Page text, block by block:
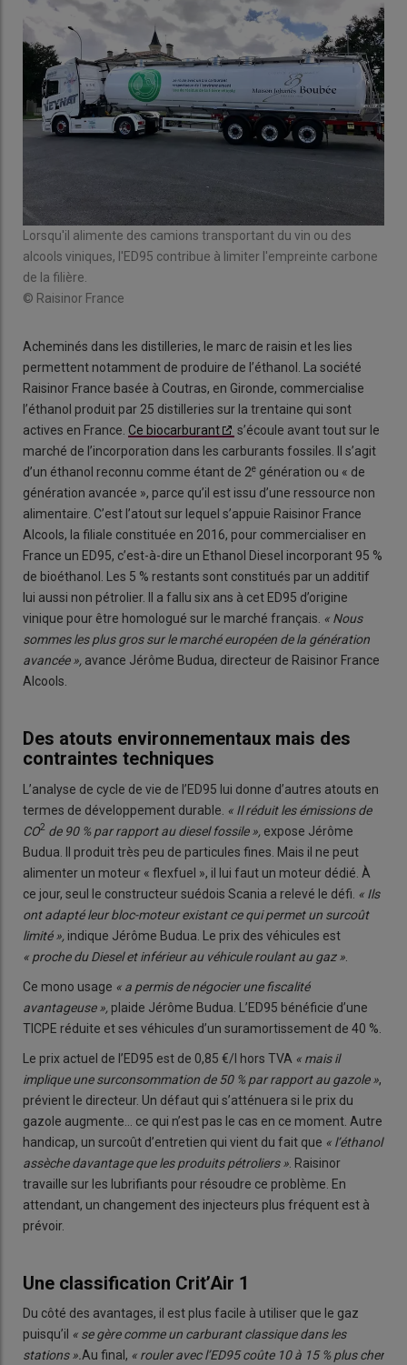
Lorsqu'il alimente des camions transportant du vin ou des
alcools viniques, l'ED95 contribue à limiter l'empreinte carbone
de la filière.
© Raisinor France
Acheminés dans les distilleries, le marc de raisin et les lies
permettent notamment de produire de l’éthanol. La société
Raisinor France basée à Coutras, en Gironde, commercialise
l’éthanol produit par 25 distilleries sur la trentaine qui sont
actives en France. Ce biocarburant
s’écoule avant tout sur le
marché de l’incorporation dans les carburants fossiles. Il s’agit
d’un éthanol reconnu comme étant de 2e génération ou « de
génération avancée », parce qu’il est issu d’une ressource non
alimentaire. C’est l’atout sur lequel s’appuie Raisinor France
Alcools, la filiale constituée en 2016, pour commercialiser en
France un ED95, c’est-à-dire un Ethanol Diesel incorporant 95 %
de bioéthanol. Les 5 % restants sont constitués par un additif
lui aussi non pétrolier. Il a fallu six ans à cet ED95 d’origine
vinique pour être homologué sur le marché français. « Nous
sommes les plus gros sur le marché européen de la génération
avancée », avance Jérôme Budua, directeur de Raisinor France
Alcools.
Des atouts environnementaux mais des
contraintes techniques
L’analyse de cycle de vie de l’ED95 lui donne d’autres atouts en
termes de développement durable. « Il réduit les émissions de
CO2 de 90 % par rapport au diesel fossile », expose Jérôme
Budua. Il produit très peu de particules fines. Mais il ne peut
alimenter un moteur « flexfuel », il lui faut un moteur dédié. À
ce jour, seul le constructeur suédois Scania a relevé le défi. « Ils
ont adapté leur bloc-moteur existant ce qui permet un surcoût
limité », indique Jérôme Budua. Le prix des véhicules est
« proche du Diesel et inférieur au véhicule roulant au gaz »
Ce mono usage « a permis de négocier une fiscalité
avantageuse », plaide Jérôme Budua. L’ED95 bénéficie d’une
TICPE réduite et ses véhicules d’un suramortissement de 40 %.
Le prix actuel de l’ED95 est de 0,85 €/l hors TVA « mais il
implique une surconsommation de 50 % par rapport au gazole »,
prévient le directeur. Un défaut qui s’atténuera si le prix du
gazole augmente… ce qui n’est pas le cas en ce moment. Autre
handicap, un surcoût d’entretien qui vient du fait que « l’éthanol
assèche davantage que les produits pétroliers » . Raisinor
travaille sur les lubrifiants pour résoudre ce problème. En
attendant, un changement des injecteurs plus fréquent est à
prévoir.
Une classification Crit’Air 1
Du côté des avantages, il est plus facile à utiliser que le gaz
puisqu’il « se gère comme un carburant classique dans les
stations ».Au final, « rouler avec l’ED95 coûte 10 à 15 % plus cher